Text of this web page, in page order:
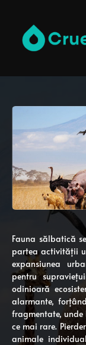
Fauna sălbatică
partea activității
expansiunea
pentru
odinioară
alarmante,
fragmentate,
ce mai rare.
animale